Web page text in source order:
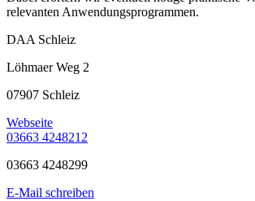
relevanten Anwendungsprogrammen.
DAA Schleiz
Löhmaer Weg 2
07907 Schleiz
Webseite
03663 4248212
03663 4248299
E-Mail schreiben